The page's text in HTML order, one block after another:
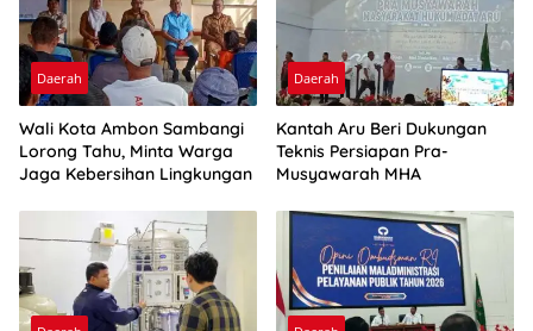
Daerah
Wali Kota Ambon Sambangi
Lorong Tahu, Minta Warga
Jaga Kebersihan Lingkungan
Daerah
Kantah Aru Beri Dukungan
Teknis Persiapan Pra-
Musyawarah MHA